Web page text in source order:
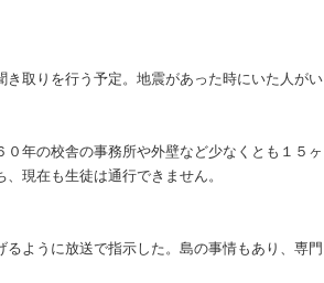
取りを行う予定。地震があった時にいた人がい
年の校舎の事務所や外壁など少なくとも１５ヶ
現在も生徒は通行できません。
ように放送で指示した。島の事情もあり、専門